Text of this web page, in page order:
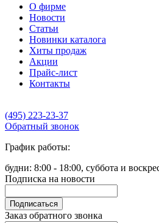
О фирме
Новости
Статьи
Новинки каталога
Хиты продаж
Акции
Прайс-лист
Контакты
(495) 223-23-37
Обратный звонок
График работы:
будни: 8:00 - 18:00, суббота и
Подписка на новости
Подписаться
Заказ обратного звонка